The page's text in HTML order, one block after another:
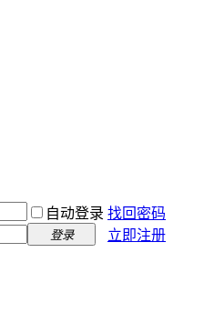
自动登录 找回密码
登录
立即注册